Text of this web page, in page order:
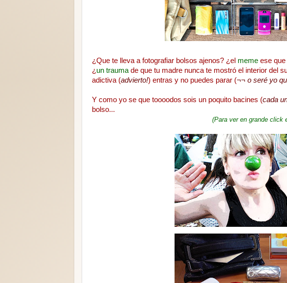
¿Que te lleva a fotografiar bolsos ajenos? ¿el meme ese
¿ un trauma de que tu madre nunca te mostró el interior del
adictiva (advierto!) entras y no puedes parar (¬¬ o seré yo
Y como yo se que toooodos sois un poquito bacines (cada
bolso...
(Para ver en grande click